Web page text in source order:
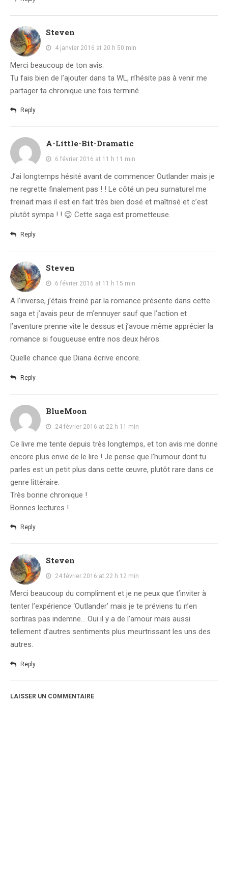
Steven
4 janvier 2016 at 20 h 50 min
Merci beaucoup de ton avis.
Tu fais bien de l’ajouter dans ta WL, n’hésite pas à venir me
partager ta chronique une fois terminé.
Reply
A-Little-Bit-Dramatic
6 février 2016 at 11 h 11 min
J’ai longtemps hésité avant de commencer Outlander mais je
ne regrette finalement pas ! ! Le côté un peu surnaturel me
freinait mais il est en fait très bien dosé et maîtrisé et c’est
plutôt sympa ! ! 😉 Cette saga est prometteuse.
Reply
Steven
6 février 2016 at 11 h 15 min
A l’inverse, j’étais freiné par la romance présente dans cette
saga et j’avais peur de m’ennuyer sauf que l’action et
l’aventure prenne vite le dessus et j’avoue même apprécier la
romance si fougueuse entre nos deux héros.
Quelle chance que Diana écrive encore.
Reply
BlueMoon
24 février 2016 at 22 h 11 min
Ce livre me tente depuis très longtemps, et ton avis me donne
encore plus envie de le lire ! Je pense que l’humour dont tu
parles est un petit plus dans cette œuvre, plutôt rare dans ce
genre littéraire.
Très bonne chronique !
Bonnes lectures !
Reply
Steven
24 février 2016 at 22 h 12 min
Merci beaucoup du compliment et je ne peux que t’inviter à
tenter l’expérience ‘Outlander’ mais je te préviens tu n’en
sortiras pas indemne… Oui il y a de l’amour mais aussi
tellement d’autres sentiments plus meurtrissant les uns des
autres.
Reply
LAISSER UN COMMENTAIRE